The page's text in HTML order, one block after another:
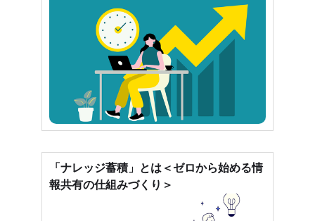
「ナレッジ蓄積」とは＜ゼロから始める情
報共有の仕組みづくり＞